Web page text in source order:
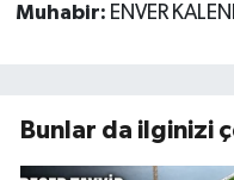
Muhabir: ENVER
Bunlar da ilginizi